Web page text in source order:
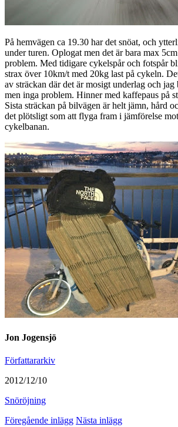
På hemvägen ca 19.30 har det snöat, och
under turen. Oplogat men det är bara max
problem. Med tidigare cykelspår och fotspår
strax över 10km/t med 20kg last på cykeln.
av sträckan där det är mosigt underlag och jag
men inga problem. Hinner med kaffepaus på
Sista sträckan på bilvägen är helt jämn, hård
det plötsligt som att flyga fram i jämförelse
cykelbanan.
Jon Jogensjö
Författararkiv
2012/12/10
Snöröjning
Föregående inlägg Nästa inlägg